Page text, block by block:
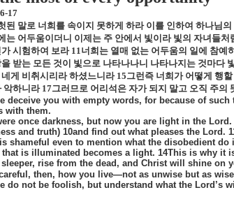
17
된 말로 너희를 속이지 못하게 하라 이를 인하여 하나님
는 어두움이더니 이제는 주 안에서 빛이라 빛의 자녀들처
시험하여 보라11너희는 열매 없는 어두움의 일에 참예
받는 모든 것이 빛으로 나타나나니 나타나지는 것마다
게 비취시리라 하셨느니라15그런즉 너희가 어떻게 행
악하니라17그러므로 어리석은 자가 되지 말고 오직 주의
deceive you with empty words, for because of
with them.
once darkness, but now you are light in the
and truth) 10and find out what pleases the Lord.
shameful even to mention what the disobedient
is illuminated becomes a light. 14This is why it
sleeper, rise from the dead, and Christ will shine on
then, how you live—not as unwise but as
do not be foolish, but understand what the Lord’s